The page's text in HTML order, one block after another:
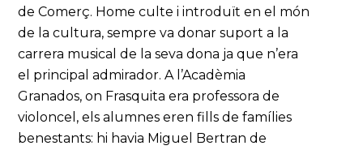
de Comerç. Home culte i introduït en el món
de la cultura, sempre va donar suport a la
carrera musical de la seva dona ja que n’era
el principal admirador. A l’Acadèmia
Granados, on Frasquita era professora de
violoncel, els alumnes eren fills de famílies
benestants: hi havia Miguel Bertran de